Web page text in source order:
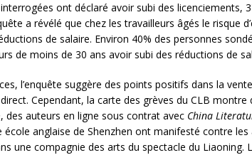
ont déclaré avoir subi des licenciements,
a révélé que chez les travailleurs âgés le risque
de salaire. Environ 40% des personnes
de moins de 30 ans avoir subi des réductions de
l’enquête suggère des points positifs dans la
Cependant, la carte des grèves du CLB
des auteurs en ligne sous contrat avec China
école anglaise de Shenzhen ont manifesté contre
une compagnie des arts du spectacle du Liaoning.